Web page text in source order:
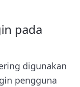
pada
digunakan
pengguna